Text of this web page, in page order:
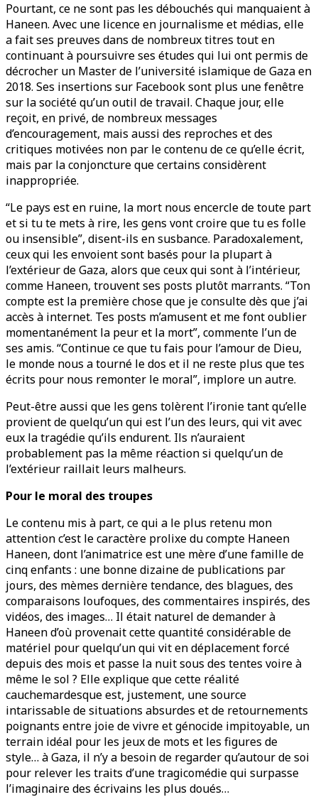
Pourtant, ce ne sont pas les débouchés qui manquaient à
Haneen. Avec une licence en journalisme et médias, elle
a fait ses preuves dans de nombreux titres tout en
continuant à poursuivre ses études qui lui ont permis de
décrocher un Master de l’université islamique de Gaza en
2018. Ses insertions sur Facebook sont plus une fenêtre
sur la société qu’un outil de travail. Chaque jour, elle
reçoit, en privé, de nombreux messages
d’encouragement, mais aussi des reproches et des
critiques motivées non par le contenu de ce qu’elle écrit,
mais par la conjoncture que certains considèrent
inappropriée.
“Le pays est en ruine, la mort nous encercle de toute part
et si tu te mets à rire, les gens vont croire que tu es folle
ou insensible”, disent-ils en susbance. Paradoxalement,
ceux qui les envoient sont basés pour la plupart à
l’extérieur de Gaza, alors que ceux qui sont à l’intérieur,
comme Haneen, trouvent ses posts plutôt marrants. “Ton
compte est la première chose que je consulte dès que j’ai
accès à internet. Tes posts m’amusent et me font oublier
momentanément la peur et la mort”, commente l’un de
ses amis. “Continue ce que tu fais pour l’amour de Dieu,
le monde nous a tourné le dos et il ne reste plus que tes
écrits pour nous remonter le moral”, implore un autre.
Peut-être aussi que les gens tolèrent l’ironie tant qu’elle
provient de quelqu’un qui est l’un des leurs, qui vit avec
eux la tragédie qu’ils endurent. Ils n’auraient
probablement pas la même réaction si quelqu’un de
l’extérieur raillait leurs malheurs.
Pour le moral des troupes
Le contenu mis à part, ce qui a le plus retenu mon
attention c’est le caractère prolixe du compte Haneen
Haneen, dont l’animatrice est une mère d’une famille de
cinq enfants : une bonne dizaine de publications par
jours, des mèmes dernière tendance, des blagues, des
comparaisons loufoques, des commentaires inspirés, des
vidéos, des images… Il était naturel de demander à
Haneen d’où provenait cette quantité considérable de
matériel pour quelqu’un qui vit en déplacement forcé
depuis des mois et passe la nuit sous des tentes voire à
même le sol ? Elle explique que cette réalité
cauchemardesque est, justement, une source
intarissable de situations absurdes et de retournements
poignants entre joie de vivre et génocide impitoyable, un
terrain idéal pour les jeux de mots et les figures de
style… à Gaza, il n’y a besoin de regarder qu’autour de soi
pour relever les traits d’une tragicomédie qui surpasse
l’imaginaire des écrivains les plus doués…